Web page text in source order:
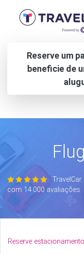
Reserve um
beneficie de
com 14.000 avaliações
Reserve estacionamento